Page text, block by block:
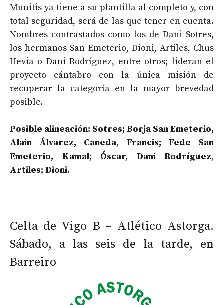
Munitis ya tiene a su plantilla al completo y, con
total seguridad, será de las que tener en cuenta.
Nombres contrastados como los de Dani Sotres,
los hermanos San Emeterio, Dioni, Artiles, Chus
Hevia o Dani Rodríguez, entre otros; lideran el
proyecto cántabro con la única misión de
recuperar la categoría en la mayor brevedad
posible.
Posible alineación: Sotres; Borja San Emeterio,
Alain Álvarez, Caneda, Francis; Fede San
Emeterio, Kamal; Óscar, Dani Rodríguez,
Artiles; Dioni.
Celta de Vigo B – Atlético Astorga.
Sábado, a las seis de la tarde, en
Barreiro